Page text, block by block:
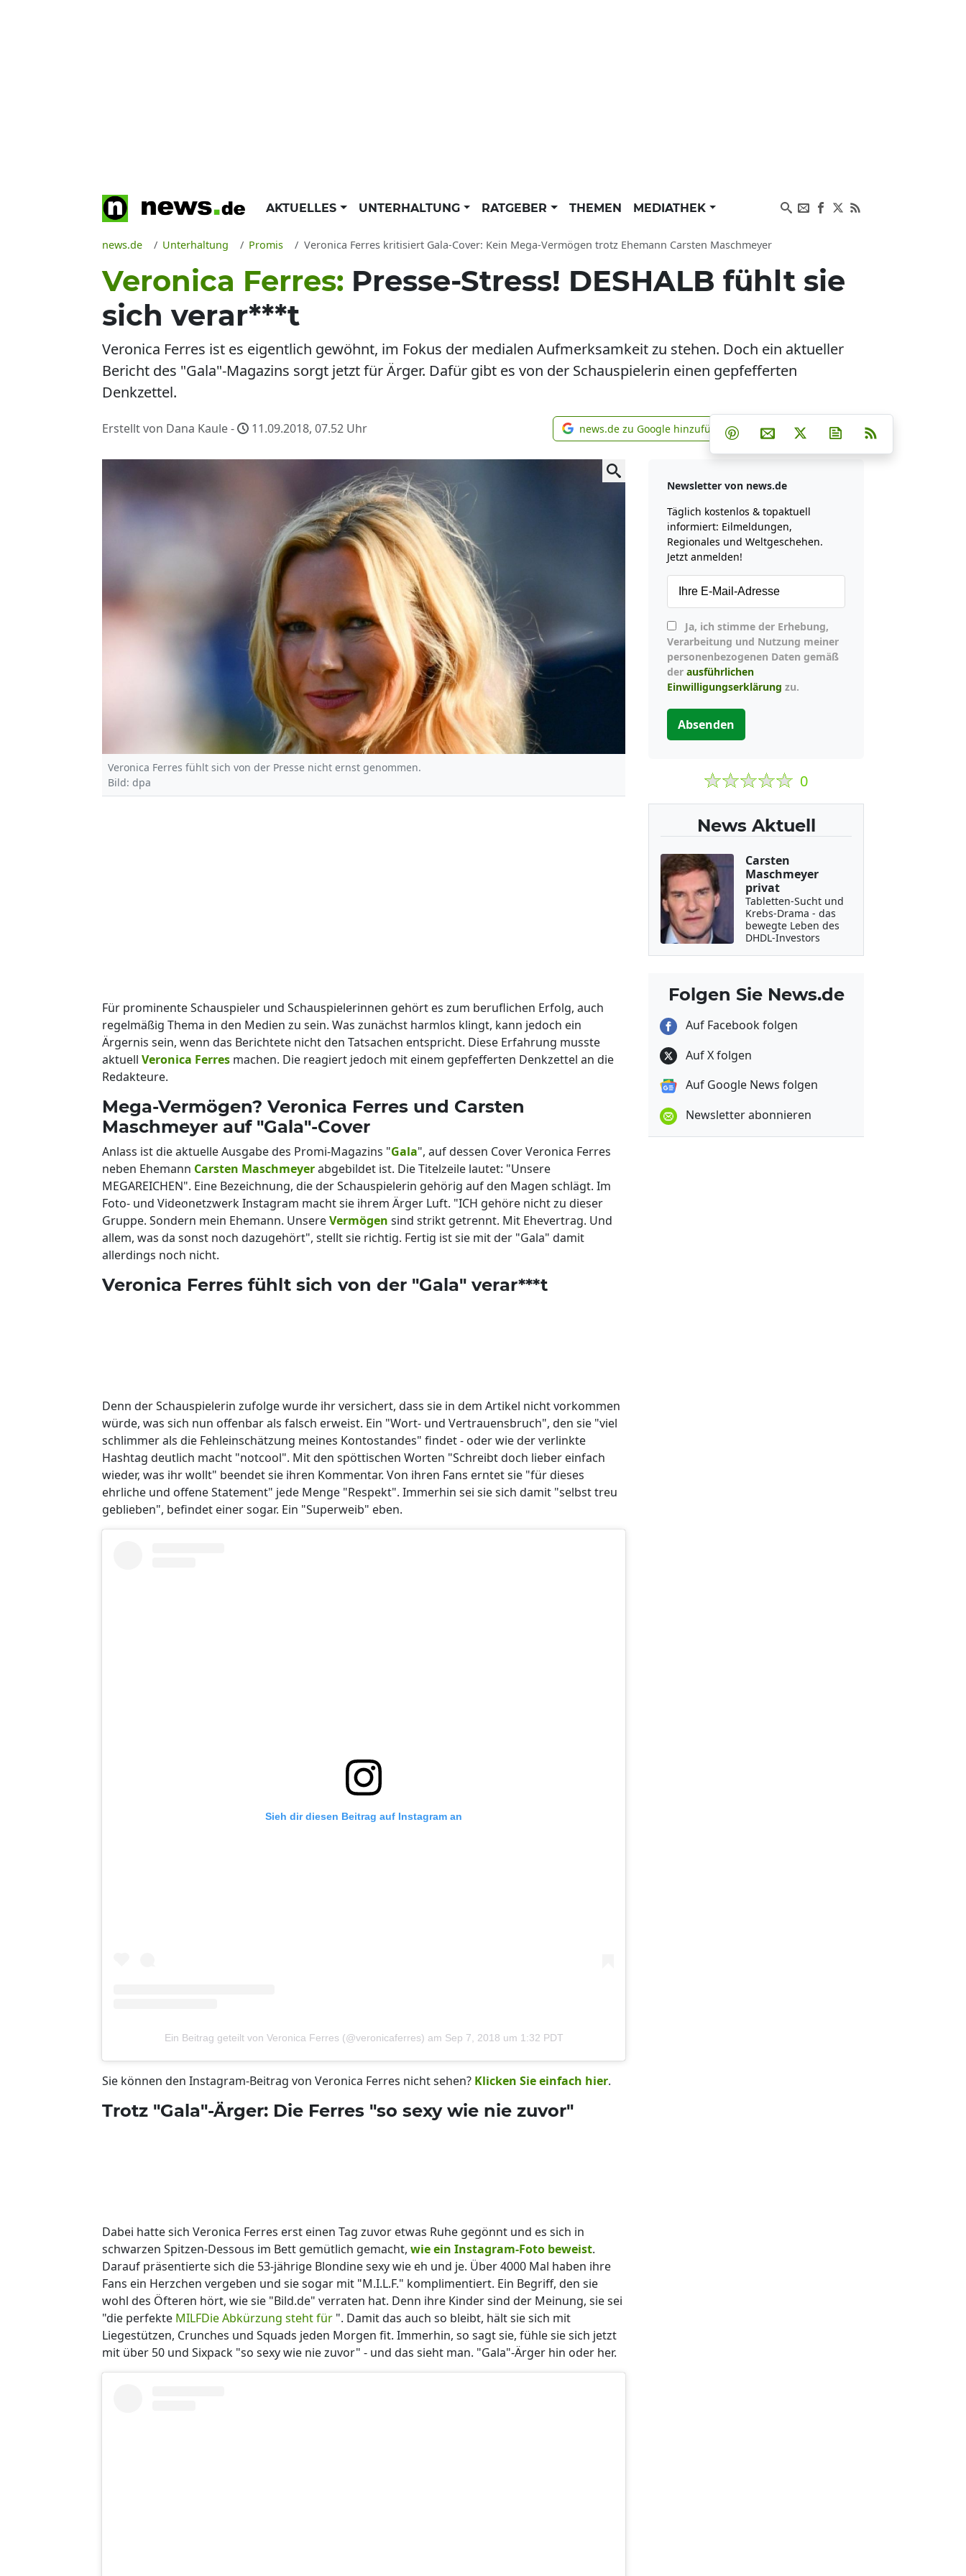
AKTUELLES UNTERHALTUNG RATGEBER THEMEN MEDIATHEK
news.de Unterhaltung Promis Veronica Ferres kritisiert Gala-Cover: Kein Mega-Vermögen trotz Ehemann Carsten Maschmeyer
Veronica Ferres: Presse-Stress! DESHALB fühlt sie
sich verar***t
Veronica Ferres ist es eigentlich gewöhnt, im Fokus der medialen Aufmerksamkeit zu stehen. Doch ein aktueller
Bericht des "Gala"-Magazins sorgt jetzt für Ärger. Dafür gibt es von der Schauspielerin einen gepfefferten
Denkzettel.
Erstellt von Dana Kaule - 11.09.2018, 07.52 Uhr news.de zu Google hinzufügen
news.de zu Google hinzufügen Teilen auf Facebook
Teilen auf Whatsapp
Teilen auf Telegram
Teilen auf Pinterest
Per E-Mail teilen
Post auf XNewsletter
Veronica Ferres fühlt sich von der Presse nicht ernst genommen.
Bild: dpa
Für prominente Schauspieler und Schauspielerinnen gehört es zum beruflichen Erfolg, auch
regelmäßig Thema in den Medien zu sein. Was zunächst harmlos klingt, kann jedoch ein
Ärgernis sein, wenn das Berichtete nicht den Tatsachen entspricht. Diese Erfahrung musste
aktuell Veronica Ferres machen. Die reagiert jedoch mit einem gepfefferten Denkzettel an die
Redakteure.
Mega-Vermögen? Veronica Ferres und Carsten
Maschmeyer auf "Gala"-Cover
Anlass ist die aktuelle Ausgabe des Promi-Magazins "Gala", auf dessen Cover Veronica Ferres
neben Ehemann Carsten Maschmeyerabgebildet ist. Die Titelzeile lautet: "Unsere
MEGAREICHEN". Eine Bezeichnung, die der Schauspielerin gehörig auf den Magen schlägt. Im
Foto- und Videonetzwerk Instagram macht sie ihrem Ärger Luft. "ICH gehöre nicht zu dieser
Gruppe. Sondern mein Ehemann. UnsereVermögen sind strikt getrennt. Mit Ehevertrag. Und
allem, was da sonst noch dazugehört", stellt sie richtig. Fertig ist sie mit der "Gala" damit
allerdings noch nicht.
Veronica Ferres fühlt sich von der "Gala" verar***t
Denn der Schauspielerin zufolge wurde ihr versichert, dass sie in dem Artikel nicht vorkommen
würde, was sich nun offenbar als falsch erweist. Ein "Wort- und Vertrauensbruch", den sie "viel
schlimmer als die Fehleinschätzung meines Kontostandes" findet - oder wie der verlinkte
Hashtag deutlich macht "notcool". Mit den spöttischen Worten "Schreibt doch lieber einfach
wieder, was ihr wollt" beendet sie ihren Kommentar. Von ihren Fans erntet sie "für dieses
ehrliche und offene Statement" jede Menge "Respekt". Immerhin sei sie sich damit "selbst treu
geblieben", befindet einer sogar. Ein "Superweib" eben.
Sieh dir diesen Beitrag auf Instagram an
Ein Beitrag geteilt von Veronica Ferres (@veronicaferres) am Sep 7, 2018 um 1:32 PDT
Sie können den Instagram-Beitrag von Veronica Ferres nicht sehen? Klicken Sie einfach hier.
Trotz "Gala"-Ärger: Die Ferres "so sexy wie nie zuvor"
Dabei hatte sich Veronica Ferres erst einen Tag zuvor etwas Ruhe gegönnt und es sich in
schwarzen Spitzen-Dessous im Bett gemütlich gemacht, wie ein Instagram-Foto beweist.
Darauf präsentierte sich die 53-jährige Blondine sexy wie eh und je. Über 4000 Mal haben ihre
Fans ein Herzchen vergeben und sie sogar mit "M.I.L.F." komplimentiert. Ein Begriff, den sie
wohl des Öfteren hört, wie sie "Bild.de" verraten hat. Denn ihre Kinder sind der Meinung, sie sei
"die perfekte MILFDie Abkürzung steht für ". Damit das auch so bleibt, hält sie sich mit
Liegestützen, Crunches und Squads jeden Morgen fit. Immerhin, so sagt sie, fühle sie sich jetzt
mit über 50 und Sixpack "so sexy wie nie zuvor" - und das sieht man. "Gala"-Ärger hin oder her.
Newsletter von news.de
Täglich kostenlos & topaktuell
informiert: Eilmeldungen,
Regionales und Weltgeschehen.
Jetzt anmelden!
Verarbeitung und Nutzung meiner
personenbezogenen Daten gemäß
der ausführlichen
Einwilligungserklärung zu.
Absenden
0
News Aktuell
Carsten
Maschmeyer
privat
Tabletten-Sucht und
Krebs-Drama - das
bewegte Leben des
DHDL-Investors
Folgen Sie News.de
Auf Facebook folgen
Auf X folgen
Auf Google News folgen
Newsletter abonnieren